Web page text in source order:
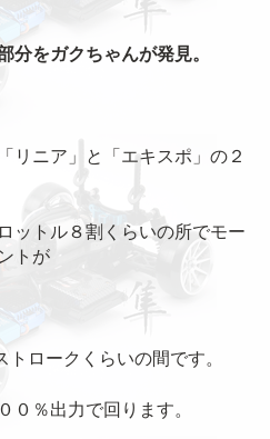
をガクちゃんが発見。
リニア」と「エキスポ」の２
ットル８割くらいの所でモー
トが
ロークくらいの間です。
％出力で回ります。